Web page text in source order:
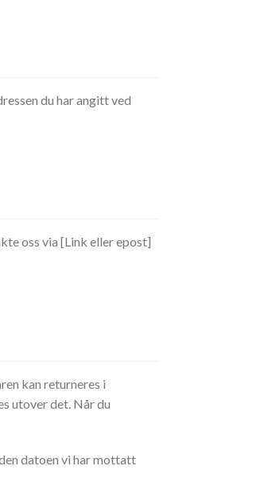
du har angitt ved
oss via [Link eller epost]
kan returneres i
utover det. Når du
datoen vi har mottatt